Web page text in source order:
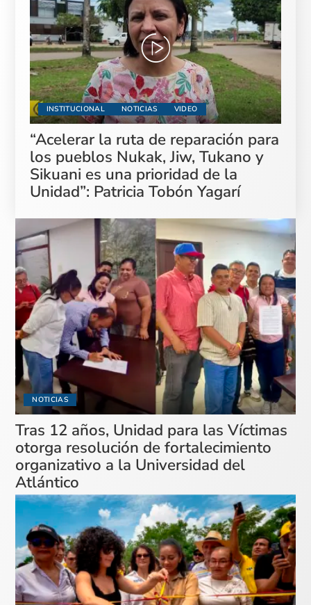
INSTITUCIONAL NOTICIAS VIDEO
“Acelerar la ruta de reparación para
los pueblos Nukak, Jiw, Tukano y
Sikuani es una prioridad de la
Unidad”: Patricia Tobón Yagarí
NOTICIAS
Tras 12 años, Unidad para las Víctimas
otorga resolución de fortalecimiento
organizativo a la Universidad del
Atlántico